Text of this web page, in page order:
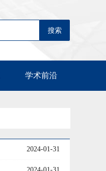
学术前沿
2024-01-31